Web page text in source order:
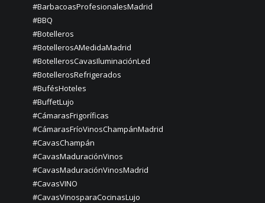
#BarbacoasProfesionalesMadrid
#BBQ
#Botelleros
#BotellerosAMedidaMadrid
#BotellerosCavasIluminaciónLed
#BotellerosRefrigerados
#BufésHoteles
#BuffetLujo
#CámarasFrigoríficas
#CámarasFríoVinosChampánMadrid
#CavasChampán
#CavasMaduraciónVinos
#CavasMaduraciónVinosMadrid
#CavasVINO
#CavasVinosparaCocinasLujo